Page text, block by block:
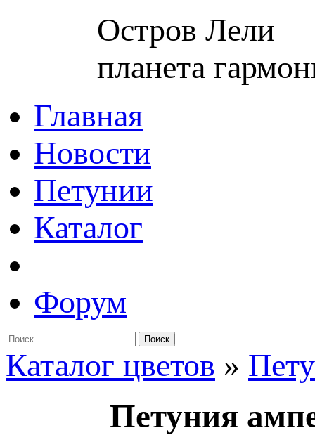
Остров Лели
планета
Главная
Новости
Петунии
Каталог
Форум
Поиск
Каталог цветов »
Петуния